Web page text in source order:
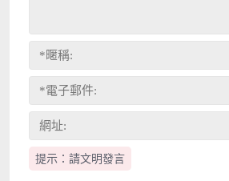
提示：請文明發言